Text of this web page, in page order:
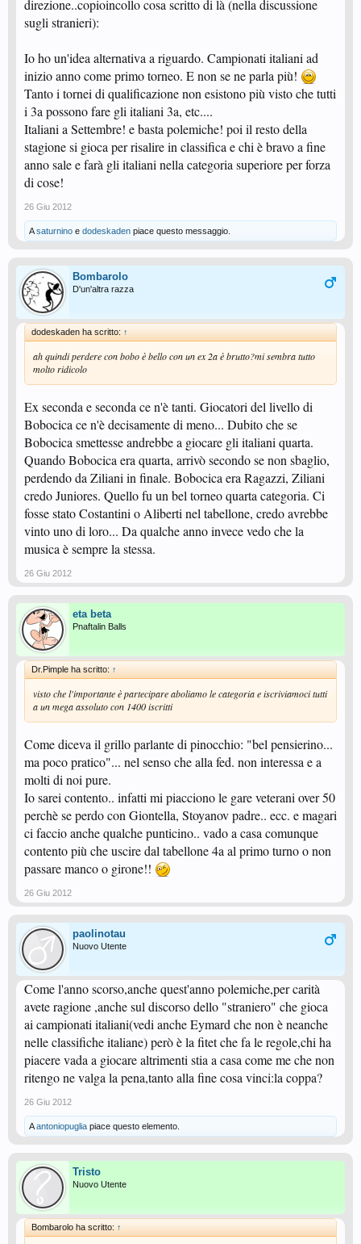
direzione..copioincollo cosa scritto di là (nella discussione
sugli stranieri):
Io ho un'idea alternativa a riguardo. Campionati italiani ad
inizio anno come primo torneo. E non se ne parla più!
Tanto i tornei di qualificazione non esistono più visto che tutti
i 3a possono fare gli italiani 3a, etc....
Italiani a Settembre! e basta polemiche! poi il resto della
stagione si gioca per risalire in classifica e chi è bravo a fine
anno sale e farà gli italiani nella categoria superiore per forza
di cose!
26 Giu 2012
Asaturnino e dodeskaden piace questo messaggio.
Bombarolo
D'un'altra razza
dodeskaden ha scritto: ↑
ah quindi perdere con bobo è bello con un ex 2a è brutto?mi sembra tutto
molto ridicolo
Ex seconda e seconda ce n'è tanti. Giocatori del livello di
Bobocica ce n'è decisamente di meno... Dubito che se
Bobocica smettesse andrebbe a giocare gli italiani quarta.
Quando Bobocica era quarta, arrivò secondo se non sbaglio,
perdendo da Ziliani in finale. Bobocica era Ragazzi, Ziliani
credo Juniores. Quello fu un bel torneo quarta categoria. Ci
fosse stato Costantini o Aliberti nel tabellone, credo avrebbe
vinto uno di loro... Da qualche anno invece vedo che la
musica è sempre la stessa.
26 Giu 2012
eta beta
Pnaftalin Balls
Dr.Pimple ha scritto: ↑
visto che l'importante è partecipare aboliamo le categoria e iscriviamoci tutti
a un mega assoluto con 1400 iscritti
Come diceva il grillo parlante di pinocchio: "bel pensierino...
ma poco pratico"... nel senso che alla fed. non interessa e a
molti di noi pure.
Io sarei contento.. infatti mi piacciono le gare veterani over 50
perchè se perdo con Giontella, Stoyanov padre.. ecc. e magari
ci faccio anche qualche punticino.. vado a casa comunque
contento più che uscire dal tabellone 4a al primo turno o non
passare manco o girone!!
26 Giu 2012
paolinotau
Nuovo Utente
Come l'anno scorso,anche quest'anno polemiche,per carità
avete ragione ,anche sul discorso dello "straniero" che gioca
ai campionati italiani(vedi anche Eymard che non è neanche
nelle classifiche italiane) però è la fitet che fa le regole,chi ha
piacere vada a giocare altrimenti stia a casa come me che non
ritengo ne valga la pena,tanto alla fine cosa vinci:la coppa?
26 Giu 2012
Aantoniopuglia piace questo elemento.
Tristo
Nuovo Utente
Bombarolo ha scritto: ↑